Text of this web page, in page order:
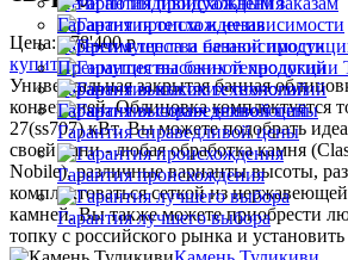
Гарантия тепла и независимости
Гарантия высоких технологий
Гарантия справедливой цены
Гарантия происхождения
Гарантия лучшего выбора
Гарантия происхождения
Преимущества банной продукции
Гарантия высоких технологий
Цена:478'400р
купить
Универсальная закрытая банная
конвекцией. Облицовка комплектуется
27(ss707) кВт. Вы можете подобрать
своей бани - любая обработка камня
Nobile), различные варианты высоты,
комплектоваться сеткой из
камней. Вы также можете приобрести
топку с российского рынка и